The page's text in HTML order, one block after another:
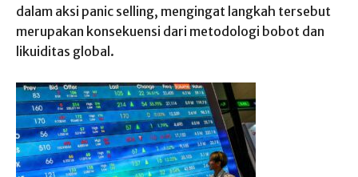
dalam aksi panic selling, mengingat langkah tersebut
merupakan konsekuensi dari metodologi bobot dan
likuiditas global.